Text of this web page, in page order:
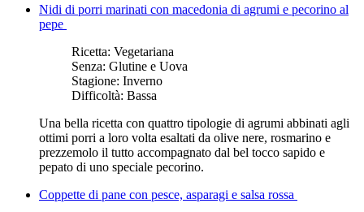
Nidi di porri marinati con macedonia di agrumi e pecorino al
pepe
Ricetta: Vegetariana
Senza: Glutine e Uova
Stagione: Inverno
Difficoltà: Bassa
Una bella ricetta con quattro tipologie di agrumi abbinati agli
ottimi porri a loro volta esaltati da olive nere, rosmarino e
prezzemolo il tutto accompagnato dal bel tocco sapido e
pepato di uno speciale pecorino.
Coppette di pane con pesce, asparagi e salsa rossa